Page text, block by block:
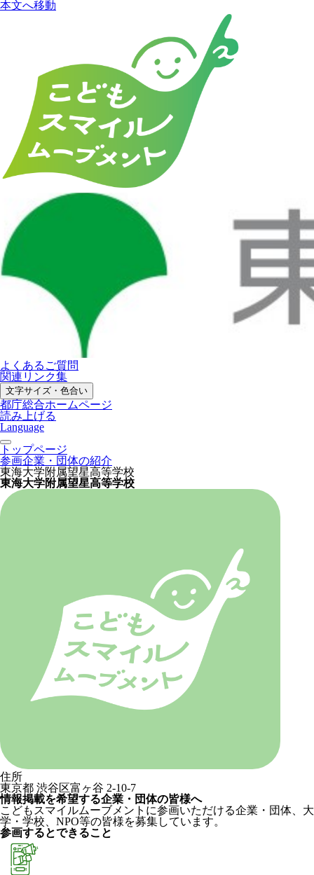
本文へ移動
よくあるご質問
関連リンク集
文字サイズ・色合い
都庁総合ホームページ
読み上げる
Language
トップページ
参画企業・団体の紹介
東海大学附属望星高等学校
東海大学附属望星高等学校
住所
東京都 渋谷区富ヶ谷 2-10-7
情報掲載を希望する企業・団体の皆様へ
こどもスマイルムーブメントに参画いただける企業・団体、大
学・学校、NPO等の皆様を募集しています。
参画するとできること